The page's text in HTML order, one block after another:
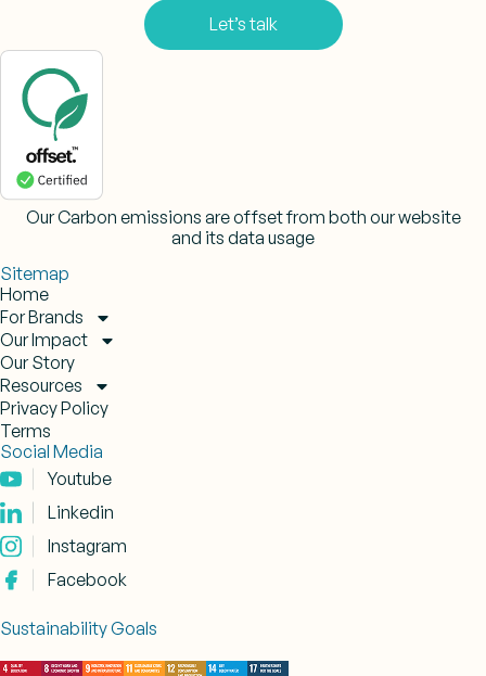
Sitemap
Home
For Brands
Our Impact
Our Story
Resources
Privacy Policy
Terms
Let’s talk
Our Carbon emissions are offset from both our website
and its data usage
Social Media
Youtube
Linkedin
Instagram
Facebook
Sustainability Goals